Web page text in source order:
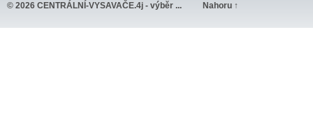
© 2026 CENTRÁLNÍ-VYSAVAČE.4j - výběr ... Nahoru ↑